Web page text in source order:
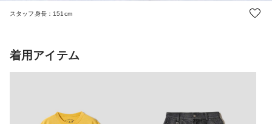
スタッフ身長：151cm
着用アイテム